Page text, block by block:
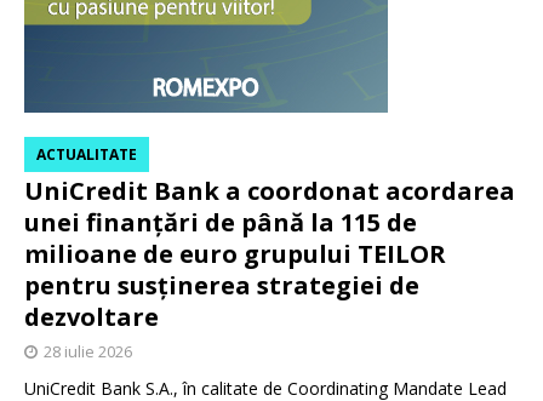
UniCredit Bank a coordonat acordarea
unei finanțări de până la 115 de
milioane de euro grupului TEILOR
pentru susținerea strategiei de
dezvoltare
ACTUALITATE
28 iulie 2026
UniCredit Bank S.A., în calitate de Coordinating Mandate Lead